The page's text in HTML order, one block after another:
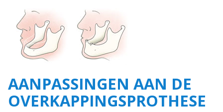
AANPASSINGEN AAN DE
OVERKAPPINGSPROTHESE